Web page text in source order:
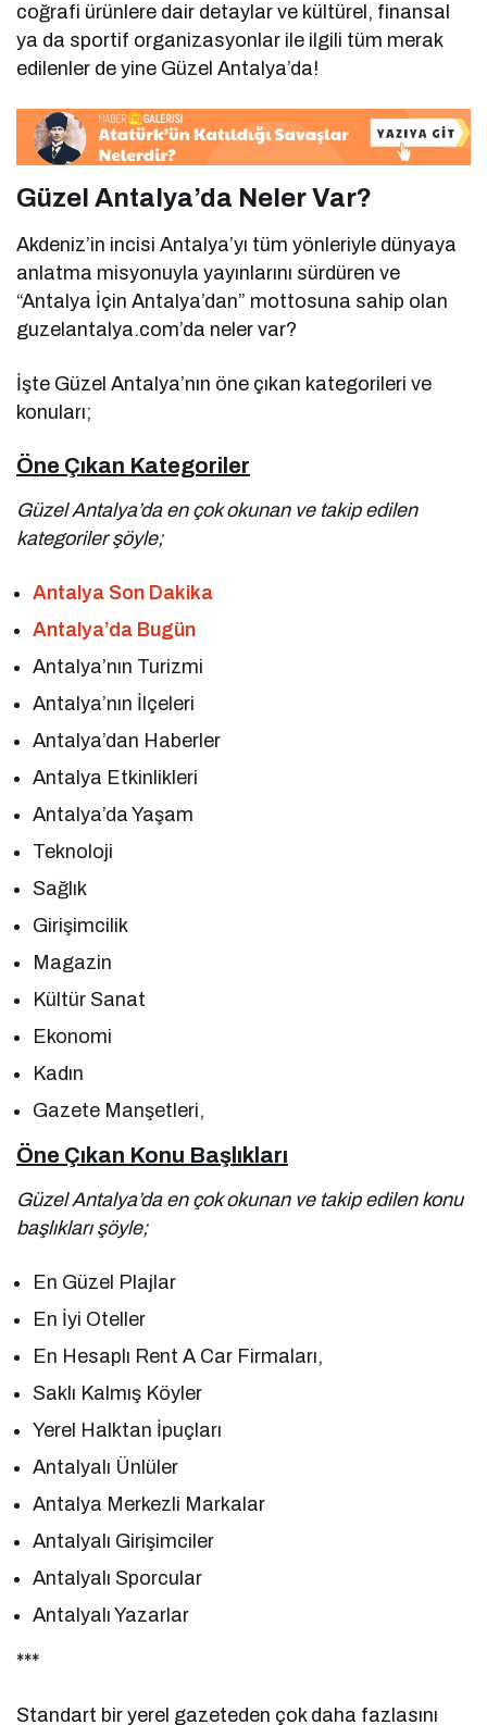
coğrafi ürünlere dair detaylar ve kültürel, finansal
ya da sportif organizasyonlar ile ilgili tüm merak
edilenler de yine Güzel Antalya’da!
Güzel Antalya’da Neler Var?
Akdeniz’in incisi Antalya’yı tüm yönleriyle dünyaya
anlatma misyonuyla yayınlarını sürdüren ve
“Antalya İçin Antalya’dan” mottosuna sahip olan
guzelantalya.com’da neler var?
İşte Güzel Antalya’nın öne çıkan kategorileri ve
konuları;
Öne Çıkan Kategoriler
Güzel Antalya’da en çok okunan ve takip edilen
kategoriler şöyle;
Antalya Son Dakika
Antalya’da Bugün
Antalya’nın Turizmi
Antalya’nın İlçeleri
Antalya’dan Haberler
Antalya Etkinlikleri
Antalya’da Yaşam
Teknoloji
Sağlık
Girişimcilik
Magazin
Kültür Sanat
Ekonomi
Kadın
Gazete Manşetleri,
Öne Çıkan Konu Başlıkları
Güzel Antalya’da en çok okunan ve takip edilen konu
başlıkları şöyle;
En Güzel Plajlar
En İyi Oteller
En Hesaplı Rent A Car Firmaları,
Saklı Kalmış Köyler
Yerel Halktan İpuçları
Antalyalı Ünlüler
Antalya Merkezli Markalar
Antalyalı Girişimciler
Antalyalı Sporcular
Antalyalı Yazarlar
***
Standart bir yerel gazeteden çok daha fazlasını